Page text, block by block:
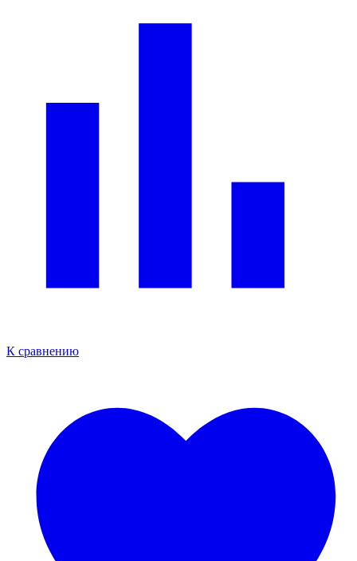
К сравнению